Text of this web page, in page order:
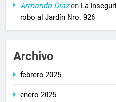
Armando Diazen La
robo al Jardín Nro. 926
Archivo
febrero 2025
enero 2025